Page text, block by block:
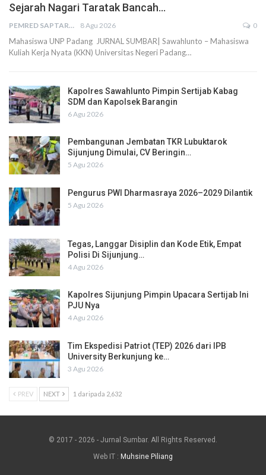
Sejarah Nagari Taratak Bancah…
PEMRED SAPTARIUS 8 Agu 2026 0
Mahasiswa UNP Padang JURNAL SUMBAR| Sawahlunto – Mahasiswa
Kuliah Kerja Nyata (KKN) Universitas Negeri Padang…
Kapolres Sawahlunto Pimpin Sertijab Kabag
SDM dan Kapolsek Barangin
6 Agu 2026
Pembangunan Jembatan TKR Lubuktarok
Sijunjung Dimulai, CV Beringin…
5 Agu 2026
Pengurus PWI Dharmasraya 2026–2029 Dilantik
5 Agu 2026
Tegas, Langgar Disiplin dan Kode Etik, Empat
Polisi Di Sijunjung…
4 Agu 2026
Kapolres Sijunjung Pimpin Upacara Sertijab Ini
PJU Nya
4 Agu 2026
Tim Ekspedisi Patriot (TEP) 2026 dari IPB
University Berkunjung ke…
3 Agu 2026
PREV NEXT 1 daripada 2,632
© 2017 - 2026 - Jurnal Sumbar. All Rights Reserved.
Web IT : Muhsine Piliang